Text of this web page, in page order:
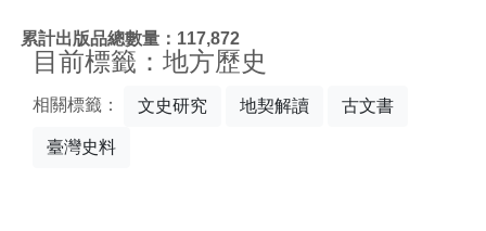
累計出版品總數量：117,872
目前標籤：地方歷史
相關標籤： 文史研究 地契解讀 古文書
臺灣史料